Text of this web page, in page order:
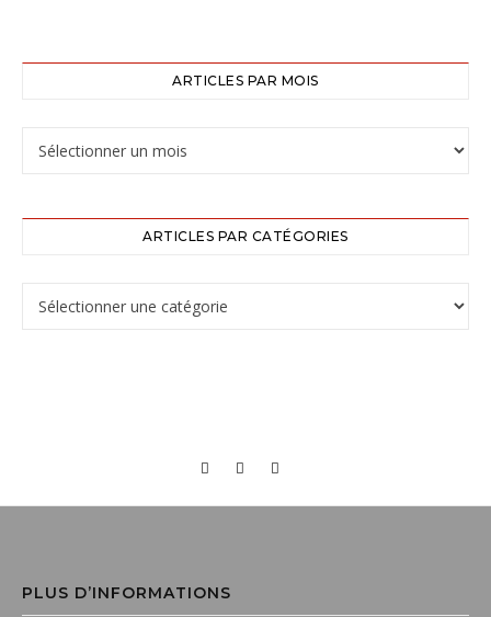
ARTICLES PAR MOIS
ARTICLES PAR CATÉGORIES
PLUS D’INFORMATIONS